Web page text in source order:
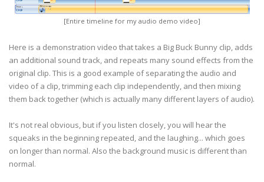
[Entire timeline for my audio demo video]
Here is a demonstration video that takes a Big Buck Bunny clip, adds
an additional sound track, and repeats many sound effects from the
original clip. This is a good example of separating the audio and
video of a clip, trimming each clip independently, and then mixing
them back together (which is actually many different layers of audio).
It's not real obvious, but if you listen closely, you will hear the
squeaks in the beginning repeated, and the laughing... which goes
on longer than normal. Also the background music is different than
normal.